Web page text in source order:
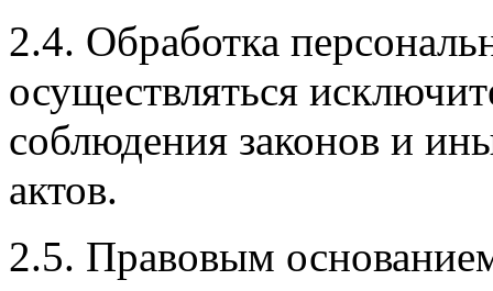
2.4. Обработка
осуществляться
соблюдения законов и
актов.
2.5. Правовым